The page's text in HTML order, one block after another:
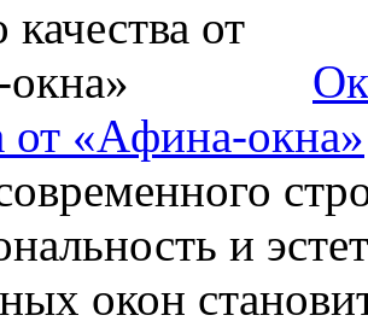
от «Aфина-окна»
и
окон